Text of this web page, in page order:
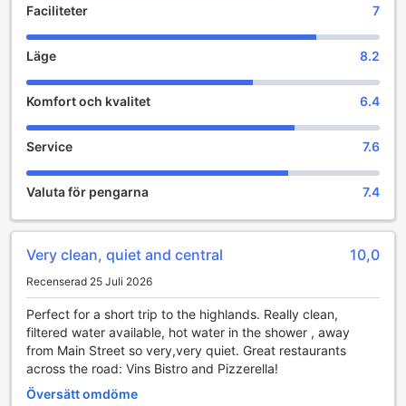
Sportanläggningar på Highlanders Hotel
På Highlanders Hotel i Cameron Highlands kan gästerna
njuta av en fantastisk golfupplevelse direkt på hotellets
område. Den vackert designade golfbanan erbjuder en
utmanande och naturskön upplevelse för både nybörjare
spektakulära vyer över de omgivande bergen, är det en
perfekt plats för att koppla av och förbättra sitt golfspel.
Golfbanan på Highlanders Hotel är inte bara en plats för
sport, utan också en oas för avkoppling. Här kan du njuta
slår dina slag. Oavsett om du vill spela en runda med
vänner eller delta i en av hotellets organiserade
golftävlingar, erbjuder denna anläggning en unik möjlighet
att kombinera sport och nöje i en fantastisk miljö.
Bekvämlighetsfaciliteter på Highlanders Hotel
Highlanders Hotel i Cameron Highlands erbjuder en rad
bekvämlighetsfaciliteter som gör din vistelse både
avkopplande och praktisk. Med en effektiv tvättservice
Faciliteter 7
Läge 8.2
Komfort och kvalitet 6.4
Service 7.6
Valuta för pengarna 7.4
Very clean, quiet and central 10,0
Recenserad 25 Juli 2026
Perfect for a short trip to the highlands. Really clean,
filtered water available, hot water in the shower , away
from Main Street so very,very quiet. Great restaurants
across the road: Vins Bistro and Pizzerella!
Översätt omdöme